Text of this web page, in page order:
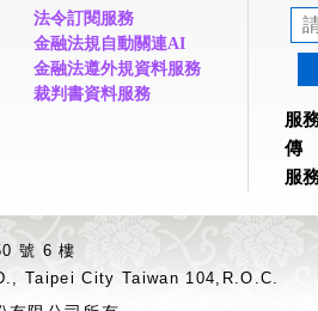
法令訂閱服務
金融法規自動關連AI
金融法遵外規資料服務
裁判書資料服務
服
傳
服
號 6 樓
Taipei City Taiwan 104,R.O.C.